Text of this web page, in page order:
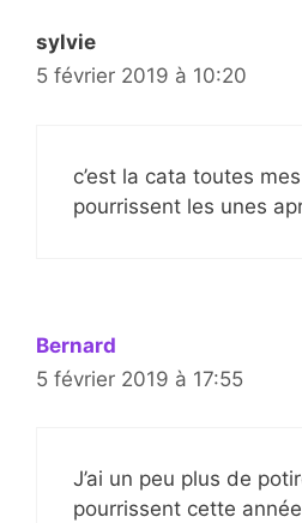
sylvie
5 février 2019 à 10:20
c’est la cata toutes
pourrissent les unes
Bernard
5 février 2019 à 17:55
J’ai un peu plus de
pourrissent cette